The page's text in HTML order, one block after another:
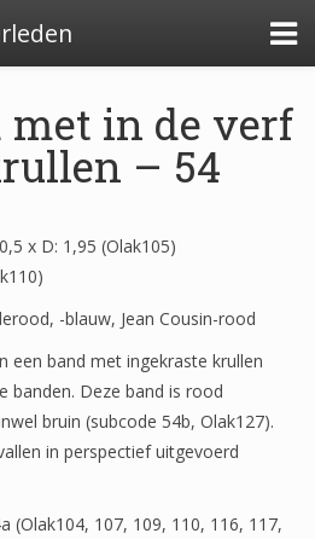
1650-1800
1700-
met in de verf
– 54
x D: 1,95 (Olak105)
-blauw, Jean Cousin-rood
een band met ingekraste krullen
banden. Deze band is rood
bruin (subcode 54b, Olak127).
in perspectief uitgevoerd
(Olak104, 107, 109, 110, 116, 117,